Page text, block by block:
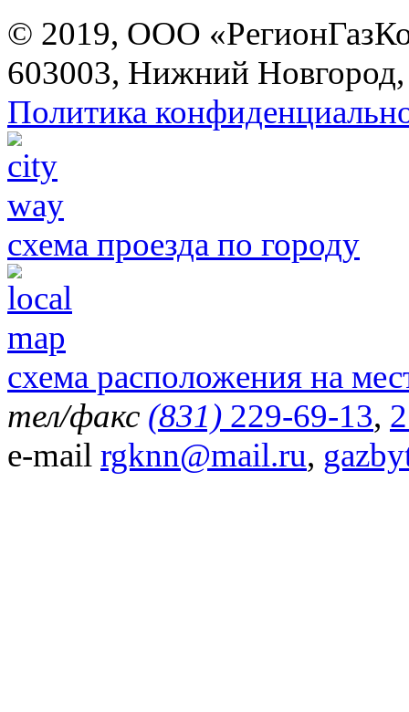
© 2019, ООО
603003, Нижний
Политика
схема проезда по городу
схема расположения на
тел/факс (831) 229-69-13,
e-mail rgknn@mail.ru,